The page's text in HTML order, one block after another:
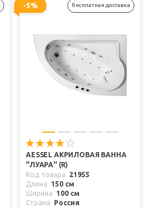
-5% бесплатная доставка
AESSEL АКРИЛОВАЯ ВАННА
"ЛУАРА" (R)
Код товара
21955
Длина
150 см
Ширина
100 см
Страна
Россия